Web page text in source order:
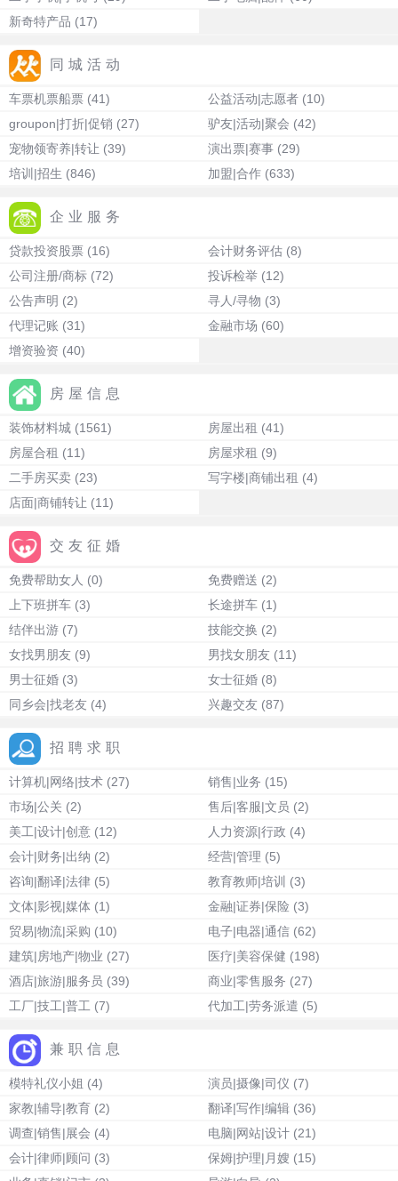
新奇特产品 (17)
同城活动
车票机票船票 (41) 公益活动|志愿者 (10)
groupon|打折|促销 (27) 驴友|活动|聚会 (42)
宠物领寄养|转让 (39) 演出票|赛事 (29)
培训|招生 (846) 加盟|合作 (633)
企业服务
贷款投资股票 (16) 会计财务评估 (8)
公司注册/商标 (72) 投诉检举 (12)
公告声明 (2) 寻人/寻物 (3)
代理记账 (31) 金融市场 (60)
增资验资 (40)
房屋信息
装饰材料城 (1561) 房屋出租 (41)
房屋合租 (11) 房屋求租 (9)
二手房买卖 (23) 写字楼|商铺出租 (4)
店面|商铺转让 (11)
交友征婚
免费帮助女人 (0) 免费赠送 (2)
上下班拼车 (3) 长途拼车 (1)
结伴出游 (7) 技能交换 (2)
女找男朋友 (9) 男找女朋友 (11)
男士征婚 (3) 女士征婚 (8)
同乡会|找老友 (4) 兴趣交友 (87)
招聘求职
计算机|网络|技术 (27) 销售|业务 (15)
市场|公关 (2) 售后|客服|文员 (2)
美工|设计|创意 (12) 人力资源|行政 (4)
会计|财务|出纳 (2) 经营|管理 (5)
咨询|翻译|法律 (5) 教育教师|培训 (3)
文体|影视|媒体 (1) 金融|证券|保险 (3)
贸易|物流|采购 (10) 电子|电器|通信 (62)
建筑|房地产|物业 (27) 医疗|美容保健 (198)
酒店|旅游|服务员 (39) 商业|零售服务 (27)
工厂|技工|普工 (7) 代加工|劳务派遣 (5)
兼职信息
模特礼仪小姐 (4) 演员|摄像|司仪 (7)
家教|辅导|教育 (2) 翻译|写作|编辑 (36)
调查|销售|展会 (4) 电脑|网站|设计 (21)
会计|律师|顾问 (3) 保姆|护理|月嫂 (15)